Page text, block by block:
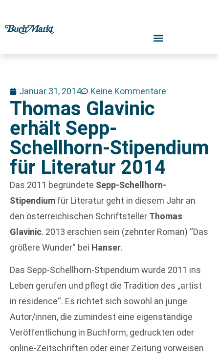
Januar 31, 2014 Keine Kommentare
Thomas Glavinic
erhält Sepp-
Schellhorn-Stipendium
für Literatur 2014
Das 2011 begründete Sepp-Schellhorn-
Stipendium für Literatur geht in diesem Jahr an
den österreichischen Schriftsteller Thomas
Glavinic. 2013 erschien sein (zehnter Roman) “Das
größere Wunder“ bei Hanser.
Das Sepp-Schellhorn-Stipendium wurde 2011 ins
Leben gerufen und pflegt die Tradition des „artist
in residence“. Es richtet sich sowohl an junge
Autor/innen, die zumindest eine eigenständige
Veröffentlichung in Buchform, gedruckten oder
online-Zeitschriften oder einer Zeitung vorweisen